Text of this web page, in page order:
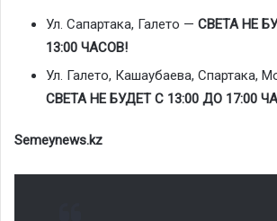
Ул. Сапартака, Галето — СВЕТА НЕ
13:00 ЧАСОВ!
Ул. Галето, Кашаубаева, Спартака,
СВЕТА НЕ БУДЕТ С 13:00 ДО 17:00
Semeynews.kz